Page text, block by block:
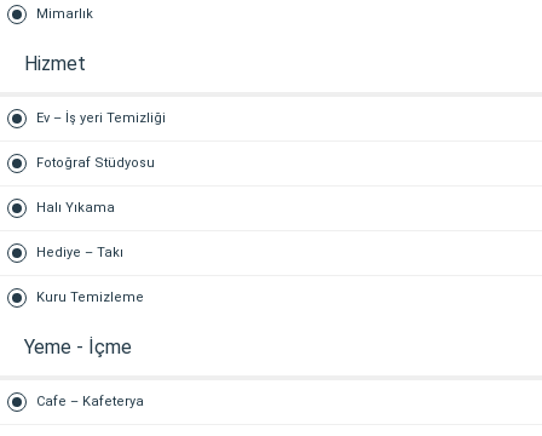
Mimarlık
Hizmet
Ev – İş yeri Temizliği
Fotoğraf Stüdyosu
Halı Yıkama
Hediye – Takı
Kuru Temizleme
Yeme - İçme
Cafe – Kafeterya